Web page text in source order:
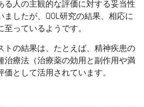
る人の主観的な評価に対する妥当性
ましたが、QOL研究の結果、相応に
っているようです。
トの結果は、たとえば、精神疾患の
治療法（治療薬の効用と副作用や満
として活用されています。